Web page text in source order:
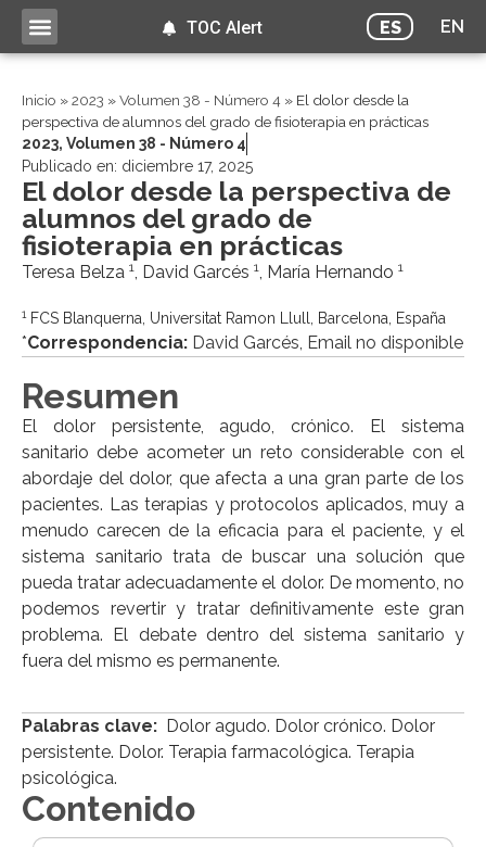
ES EN
TOC Alert
Inicio »2023 »Volumen 38 - Número 4 » El dolor desde la
perspectiva de alumnos del grado de fisioterapia en prácticas
2023, Volumen 38 - Número 4
Publicado en: diciembre 17, 2025
El dolor desde la perspectiva de
alumnos del grado de
fisioterapia en prácticas
Teresa Belza 1, David Garcés 1, María Hernando 1
1FCS Blanquerna, Universitat Ramon Llull, Barcelona, España
*Correspondencia: David Garcés, Email no disponible
Resumen
El dolor persistente, agudo, crónico. El sistema
sanitario debe acometer un reto considerable con el
abordaje del dolor, que afecta a una gran parte de los
pacientes. Las terapias y protocolos aplicados, muy a
menudo carecen de la eficacia para el paciente, y el
sistema sanitario trata de buscar una solución que
pueda tratar adecuadamente el dolor. De momento, no
podemos revertir y tratar definitivamente este gran
problema. El debate dentro del sistema sanitario y
fuera del mismo es permanente.
Palabras clave: Dolor agudo. Dolor crónico. Dolor
persistente. Dolor. Terapia farmacológica. Terapia
psicológica.
Contenido